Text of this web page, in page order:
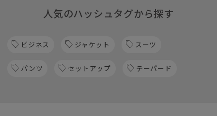
人気のハッシュタグから探す
ビジネス ジャケット スーツ
パンツ セットアップ テーパード